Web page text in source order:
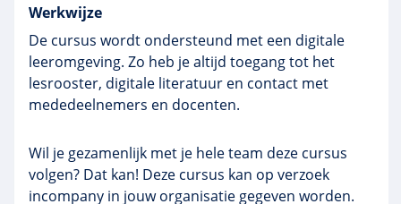
Werkwijze
De cursus wordt ondersteund met een digitale
leeromgeving. Zo heb je altijd toegang tot het
lesrooster, digitale literatuur en contact met
mededeelnemers en docenten.
Wil je gezamenlijk met je hele team deze cursus
volgen? Dat kan! Deze cursus kan op verzoek
incompany in jouw organisatie gegeven worden.